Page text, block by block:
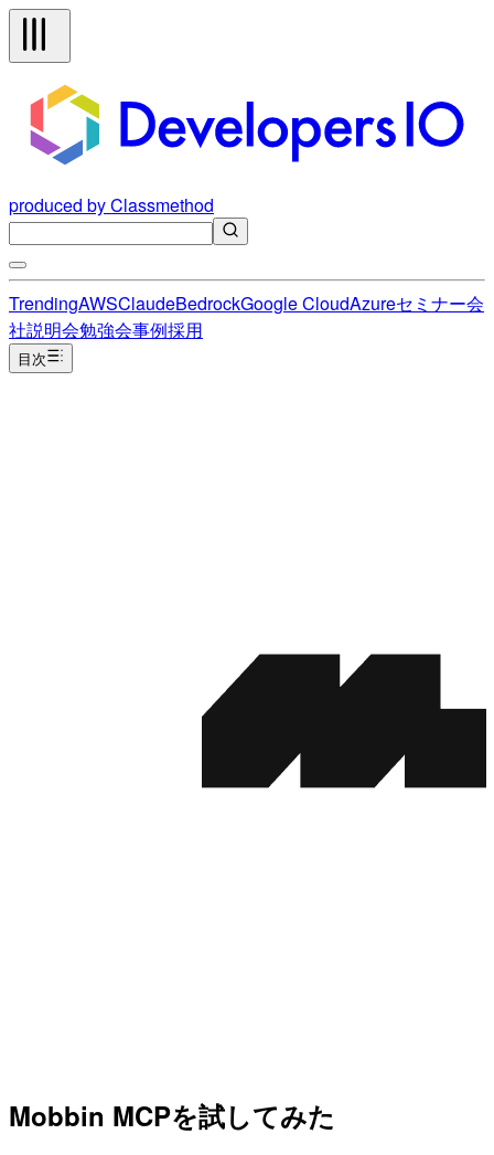
produced by Classmethod
TrendingAWSClaudeBedrockGoogle CloudAzureセミナー会
社説明会勉強会事例採用
目次
Mobbin MCPを試してみた